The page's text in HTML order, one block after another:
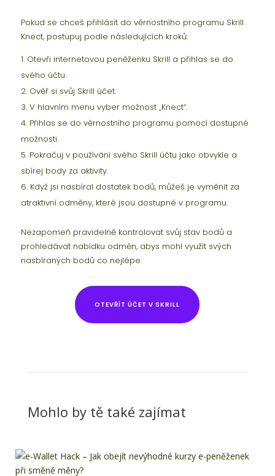
Pokud se chceš přihlásit do věrnostního programu Skrill
Knect, postupuj podle následujících kroků:
Otevři internetovou peněženku Skrill a přihlas se do
svého účtu.
Ověř si svůj Skrill účet.
V hlavním menu vyber možnost „Knect“.
Přihlas se do věrnostního programu pomocí dostupné
možnosti.
Pokračuj v používání svého Skrill účtu jako obvykle a
sbírej body za aktivity.
Když jsi nasbíral dostatek bodů, můžeš je vyměnit za
atraktivní odměny, které jsou dostupné v programu.
Nezapomeň pravidelně kontrolovat svůj stav bodů a
prohledávat nabídku odměn, abys mohl využít svých
nasbíraných bodů co nejlépe.
OTEVŘÍT ÚČET V SKRILL
Mohlo by tě také zajímat